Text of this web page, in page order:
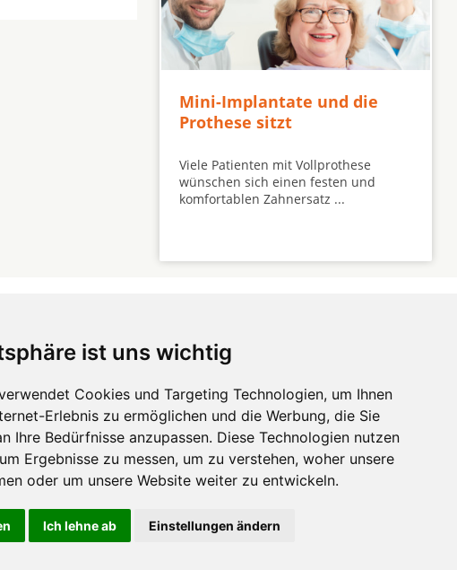
ist uns wichtig
Cookies und Targeting Technologien, um Ihnen
Erlebnis zu ermöglichen und die Werbung, die Sie
Ihre Bedürfnisse anzupassen. Diese Technologien nutzen
Ergebnisse zu messen, um zu verstehen, woher unsere
oder um unsere Website weiter zu entwickeln.
Ich lehne ab Einstellungen ändern
Mini-Implantate und die
Prothese sitzt
Viele Patienten mit Vollprothese
wünschen sich einen festen und
komfortablen Zahnersatz ...
mehr ...
Hörgeräte
Zahnarztsuche
die-
zahnarztempfehlung.com
die-endverbraucher.com